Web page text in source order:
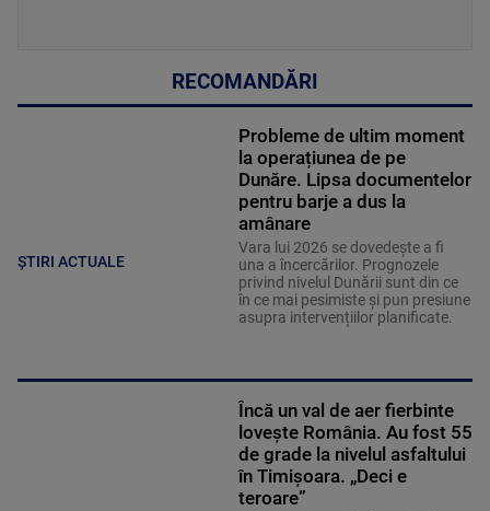
RECOMANDĂRI
ȘTIRI ACTUALE
Probleme de ultim moment
la operațiunea de pe
Dunăre. Lipsa documentelor
pentru barje a dus la
amânare
Vara lui 2026 se dovedește a fi
una a încercărilor. Prognozele
privind nivelul Dunării sunt din ce
în ce mai pesimiste și pun presiune
asupra intervențiilor planificate.
Încă un val de aer fierbinte
lovește România. Au fost 55
de grade la nivelul asfaltului
în Timișoara. „Deci e
teroare”